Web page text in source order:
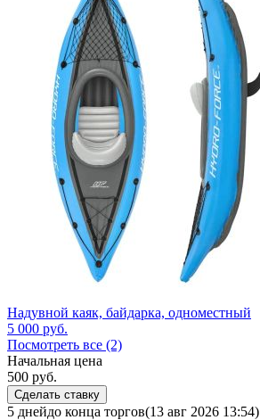
Надувной каяк, байдарка, одноместный
5 000 руб.
Посмотреть все (2)
Начальная цена
500 руб.
Сделать ставку
5 днейдо конца торгов(13 авг 2026 13:54)